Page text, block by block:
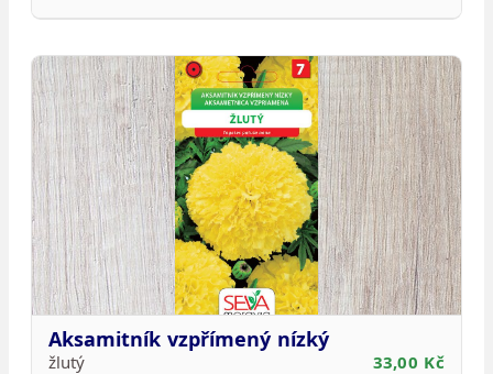
Aksamitník vzpřímený nízký
žlutý 33,00 Kč